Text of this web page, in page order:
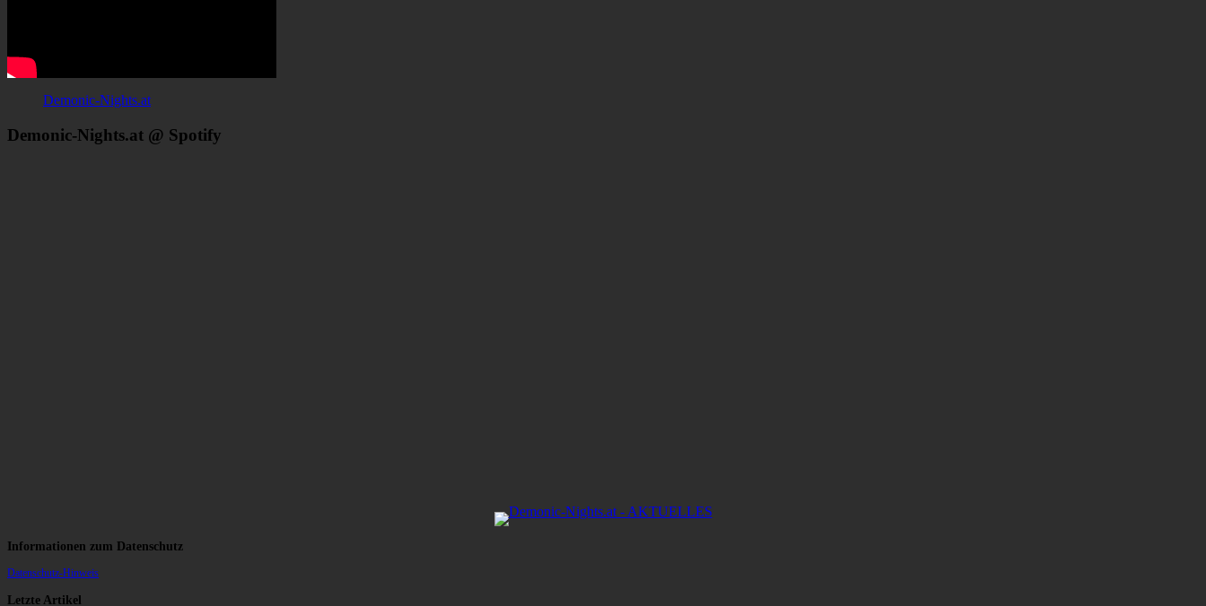
Demonic-Nights.at
Demonic-Nights.at @ Spotify
Informationen zum Datenschutz
Datenschutz-Hinweis
Letzte Artikel